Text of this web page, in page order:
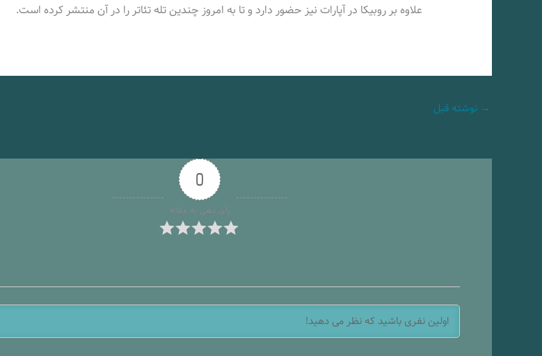
علاوه بر روبیکا در آپارات نیز حضور دارد و تا به امروز چندین تله تئاتر را در آن منتشر کرده است.
→ نوشته قبل
0
رأی دهی به مقاله